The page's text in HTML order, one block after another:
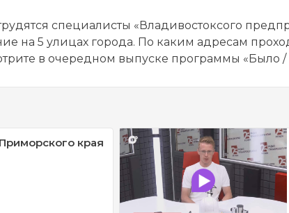
специалисты «Владивостоксого
на 5 улицах города. По каким адресам
в очередном выпуске программы «Было /
края